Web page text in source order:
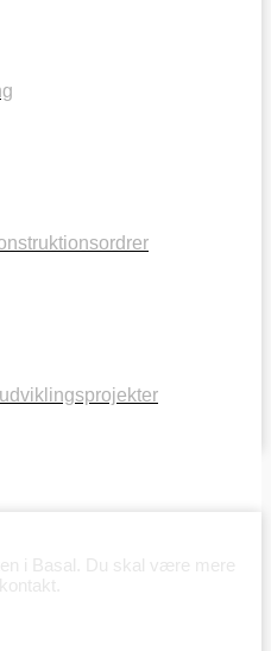
i Basal. Du skal være mere